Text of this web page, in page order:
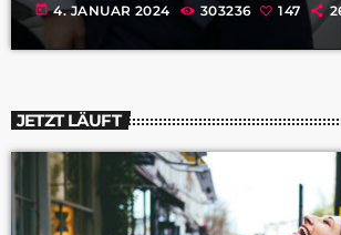
today 4. JANUAR 2024 303236 147
JETZT LÄUFT